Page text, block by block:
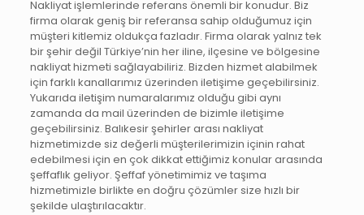
Nakliyat işlemlerinde referans önemli bir konudur. Biz
firma olarak geniş bir referansa sahip olduğumuz için
müşteri kitlemiz oldukça fazladır. Firma olarak yalnız tek
bir şehir değil Türkiye’nin her iline, ilçesine ve bölgesine
nakliyat hizmeti sağlayabiliriz. Bizden hizmet alabilmek
için farklı kanallarımız üzerinden iletişime geçebilirsiniz.
Yukarıda iletişim numaralarımız olduğu gibi aynı
zamanda da mail üzerinden de bizimle iletişime
geçebilirsiniz. Balıkesir şehirler arası nakliyat
hizmetimizde siz değerli müşterilerimizin içinin rahat
edebilmesi için en çok dikkat ettiğimiz konular arasında
şeffaflık geliyor. Şeffaf yönetimimiz ve taşıma
hizmetimizle birlikte en doğru çözümler size hızlı bir
şekilde ulaştırılacaktır.